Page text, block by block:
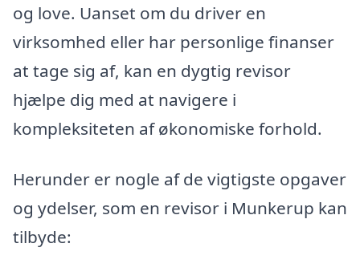
og love. Uanset om du driver en
virksomhed eller har personlige finanser
at tage sig af, kan en dygtig revisor
hjælpe dig med at navigere i
kompleksiteten af økonomiske forhold.
Herunder er nogle af de vigtigste opgaver
og ydelser, som en revisor i Munkerup kan
tilbyde: